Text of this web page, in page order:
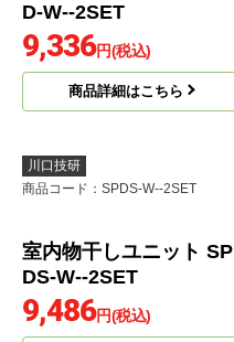
D-W--2SET
9,336円(税込)
商品詳細はこちら
川口技研
商品コード ：SPDS-W--2SET
室内物干しユニット SP
DS-W--2SET
9,486円(税込)